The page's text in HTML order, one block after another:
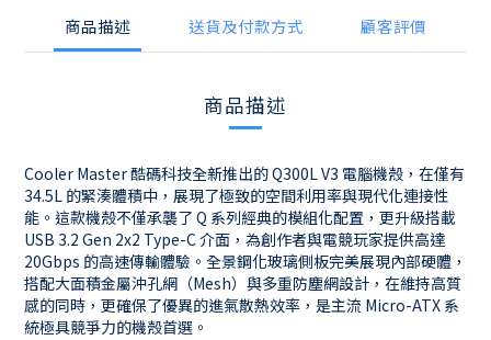
商品描述 送貨及付款方式 顧客評價
商品描述
Cooler Master 酷碼科技全新推出的 Q300L V3 電腦機殼，在僅有
34.5L 的緊湊體積中，展現了極致的空間利用率與現代化連接性
能。這款機殼不僅承襲了 Q 系列經典的模組化配置，更升級搭載
USB 3.2 Gen 2x2 Type-C 介面，為創作者與電競玩家提供高達
20Gbps 的高速傳輸體驗。全景鋼化玻璃側板完美展現內部硬體，
搭配大面積金屬沖孔網（Mesh）與多重防塵網設計，在維持高質
感的同時，更確保了優異的進氣散熱效率，是主流 Micro-ATX 系
統極具競爭力的機殼首選。